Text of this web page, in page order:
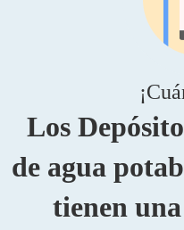
Los
de agua
tienen